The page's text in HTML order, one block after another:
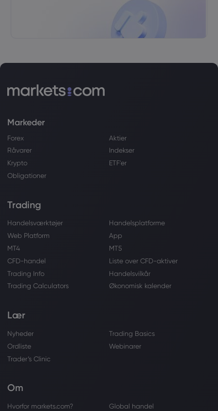
Markeder
Forex
Aktier
Råvarer
Indekser
Krypto
ETF'er
Obligationer
Trading
Handelsværktøjer
Handelsplatforme
Web Platform
App
MT4
MT5
CFD-handel
Liste over CFD-aktiver
Trading Info
Handelsvilkår
Trading Calculators
Økonomisk kalender
Lær
Nyheder
Trading Basics
Ordliste
Webinarer
Trader’s Clinic
Om
Hvorfor markets.com?
Global handel